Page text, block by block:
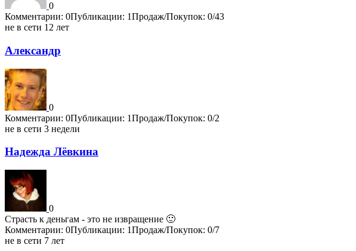
0
Комментарии: 0Публикации: 1Продаж/Покупок: 0/43
не в сети 12 лет
Александр
0
Комментарии: 0Публикации: 1Продаж/Покупок: 0/2
не в сети 3 недели
Надежда Лёвкина
0
Страсть к деньгам - это не извращение 🙂
Комментарии: 0Публикации: 1Продаж/Покупок: 0/7
не в сети 7 лет